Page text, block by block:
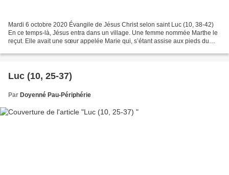
Mardi 6 octobre 2020 Évangile de Jésus Christ selon saint Luc (10, 38-42)
En ce temps-là, Jésus entra dans un village. Une femme nommée Marthe le
reçut. Elle avait une sœur appelée Marie qui, s’étant assise aux pieds du
Luc (10, 25-37)
Par Doyenné Pau-Périphérie